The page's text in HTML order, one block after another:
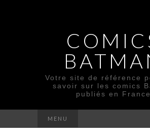
Votre site de référence
savoir sur les comics
publiés en France
MENU